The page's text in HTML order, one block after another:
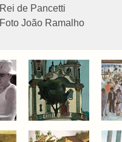
Rei de Pancetti
Foto João Ramalho